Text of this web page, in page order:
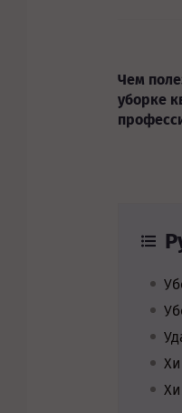
Чем
уборке